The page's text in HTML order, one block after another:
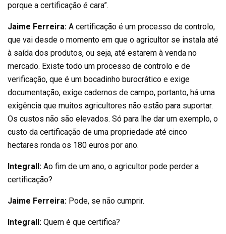
porque a certificação é cara”.
Jaime Ferreira: A certificação é um processo de controlo,
que vai desde o momento em que o agricultor se instala até
à saída dos produtos, ou seja, até estarem à venda no
mercado. Existe todo um processo de controlo e de
verificação, que é um bocadinho burocrático e exige
documentação, exige cadernos de campo, portanto, há uma
exigência que muitos agricultores não estão para suportar.
Os custos não são elevados. Só para lhe dar um exemplo, o
custo da certificação de uma propriedade até cinco
hectares ronda os 180 euros por ano.
Integrall: Ao fim de um ano, o agricultor pode perder a
certificação?
Jaime Ferreira: Pode, se não cumprir.
Integrall: Quem é que certifica?